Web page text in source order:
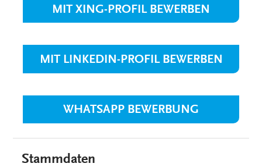
MIT XING-PROFIL BEWERBEN
MIT LINKEDIN-PROFIL BEWERBEN
WHATSAPP BEWERBUNG
Stammdaten